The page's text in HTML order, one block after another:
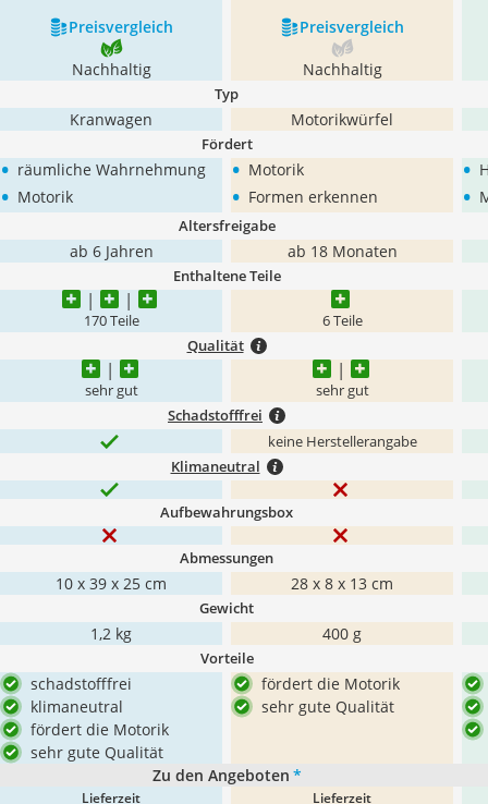
Preis­vergleich Preis­vergleich
Nachhaltig Nachhaltig
Typ
Kranwagen Motorikwürfel
Fördert
• räumliche Wahrnehmung
• Motorik
• Motorik
• Formen erkennen
•
•
Altersfreigabe
ab 6 Jahren ab 18 Monaten
Enthaltene Teile
170 Teile 6 Teile
Qualität
sehr gut sehr gut
Schadstofffrei
keine Herstellerangabe
Klimaneutral
Aufbewahrungsbox
Abmessungen
10 x 39 x 25 cm 28 x 8 x 13 cm
Gewicht
1,2 kg 400 g
Vorteile
schadstofffrei
klimaneutral
fördert die Motorik
sehr gute Qualität
fördert die Motorik
sehr gute Qualität
Zu den Angeboten *
Lieferzeit Lieferzeit